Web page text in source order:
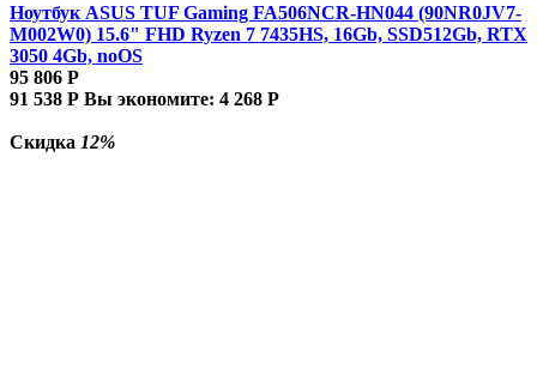
Ноутбук ASUS TUF Gaming FA506NCR-HN044 (90NR0JV7-
M002W0) 15.6" FHD Ryzen 7 7435HS, 16Gb, SSD512Gb, RTX
3050 4Gb, noOS
95 806 Р
91 538 Р Вы экономите: 4 268 Р
Скидка 12%